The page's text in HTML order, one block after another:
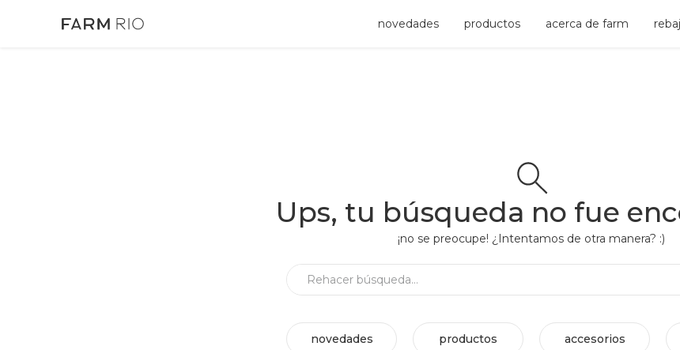
novedades productos acerca de farm
Ups, tu búsqueda no fue
¡no se preocupe! ¿Intentamos de otra manera? :)
Rehacer búsqueda...
novedades productos accesorios